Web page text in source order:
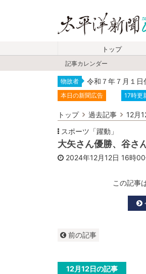
トップ
記事カレンダー
物故者 令和７年７月１
本日の新聞広告 17時更
トップ 過去記事
12月
スポーツ「躍動」
大矢さん優勝、谷
2024年12月12日 16時
この記事
前の記事
12月12日の記事